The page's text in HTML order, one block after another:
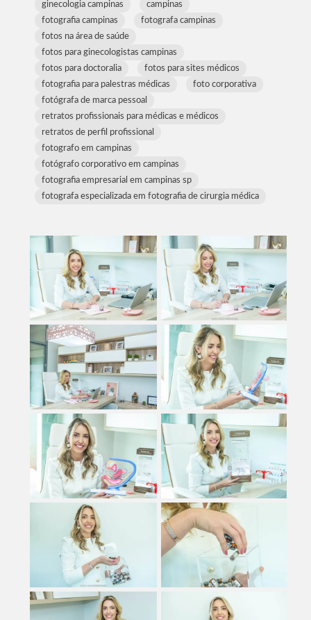
ginecologia campinas
campinas
fotografia campinas
fotografa campinas
fotos na área de saúde
fotos para ginecologistas campinas
fotos para doctoralia
fotos para sites médicos
fotografia para palestras médicas
foto corporativa
fotógrafa de marca pessoal
retratos profissionais para médicas e médicos
retratos de perfil profissional
fotografo em campinas
fotógrafo corporativo em campinas
fotografia empresarial em campinas sp
fotografa especializada em fotografia de cirurgia médica